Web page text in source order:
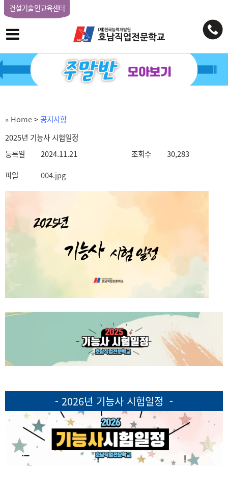
건설기술인교육센터
» Home>공지사항
2025년 기능사 시험일정
등록일
2024.11.21 조회수
30,283
파일
004.jpg
- 2026년 기능사 시험일정 -